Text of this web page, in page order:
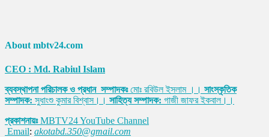
About mbtv24.com
CEO : Md. Rabiul Islam
ব্যবস্থাপনা পরিচালক ও প্রধান সম্পাদকঃমোঃ রবিউল ইসলাম ।। সাংস্কৃতিক
সম্পাদক: সুধাংশু কুমার বিশ্বাস।। সাহিত্য সম্পাদক: গাজী জাফর ইকবাল।।
প্রকাশনায়ঃMBTV24 YouTube Channel
Email: akotabd.350@gmail.com